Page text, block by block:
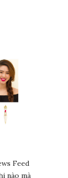
Feed
nào mà